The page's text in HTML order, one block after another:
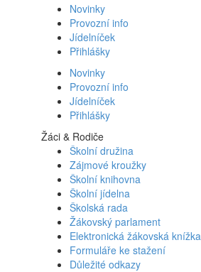
Novinky
Provozní info
Jídelníček
Přihlášky
Novinky
Provozní info
Jídelníček
Přihlášky
Žáci & Rodiče
Školní družina
Zájmové kroužky
Školní knihovna
Školní jídelna
Školská rada
Žákovský parlament
Elektronická žákovská knížka
Formuláře ke stažení
Důležité odkazy